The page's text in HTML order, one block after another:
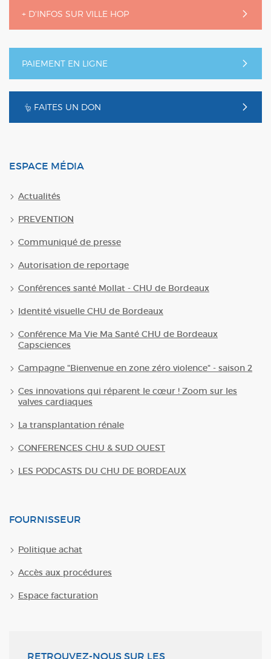
+ D'INFOS SUR VILLE HOP
PAIEMENT EN LIGNE
FAITES UN DON
ESPACE MÉDIA
Actualités
PREVENTION
Communiqué de presse
Autorisation de reportage
Conférences santé Mollat - CHU de Bordeaux
Identité visuelle CHU de Bordeaux
Conférence Ma Vie Ma Santé CHU de Bordeaux
Capsciences
Campagne "Bienvenue en zone zéro violence" - saison 2
Ces innovations qui réparent le cœur ! Zoom sur les
valves cardiaques
La transplantation rénale
CONFERENCES CHU & SUD OUEST
LES PODCASTS DU CHU DE BORDEAUX
FOURNISSEUR
Politique achat
Accès aux procédures
Espace facturation
RETROUVEZ-NOUS SUR LES